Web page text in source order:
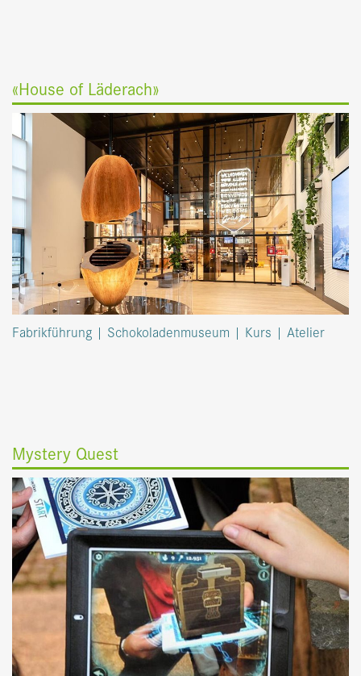
«House of Läderach»
Fabrikführung | Schokoladenmuseum | Kurs | Atelier
Mystery Quest